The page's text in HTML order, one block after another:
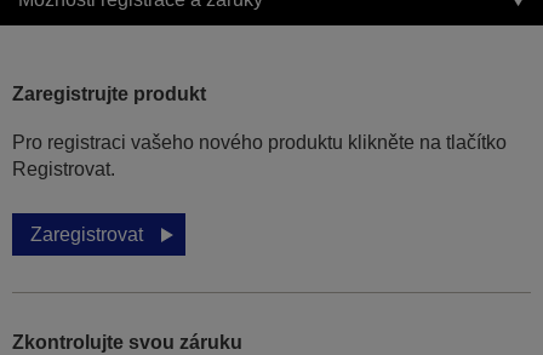
Zaregistrujte produkt
Pro registraci vašeho nového produktu klikněte na tlačítko
Registrovat.
Zaregistrovat
Zkontrolujte svou záruku